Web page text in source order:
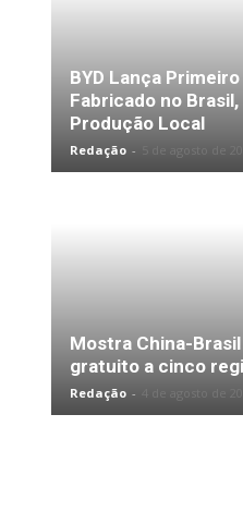
BYD Lança
Fabricado no
Produção Local
Redação -
Mostra China-
gratuito a cinco
Redação -